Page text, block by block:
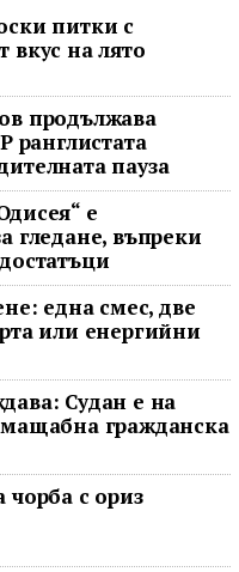
питки с
вкус на лято
продължава
ранглистата
пауза
е
гледане, въпреки
една смес, две
или енергийни
Судан е на
гражданска
чорба с ориз